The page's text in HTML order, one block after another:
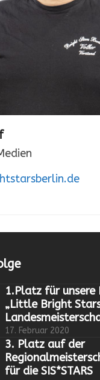
1.Platz für unsere
„Little Bright
17. Februar 2020
3. Platz auf der
für die SIS*STARS